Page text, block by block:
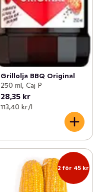
Grillolja BBQ Original
250 ml, Caj P
28,35 kr
113,40 kr /l
2 för 45 kr